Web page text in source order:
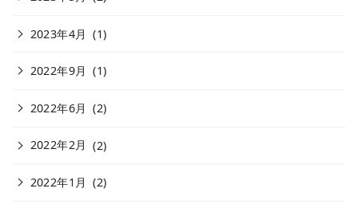
2023年4月 (1)
2022年9月 (1)
2022年6月 (2)
2022年2月 (2)
2022年1月 (2)